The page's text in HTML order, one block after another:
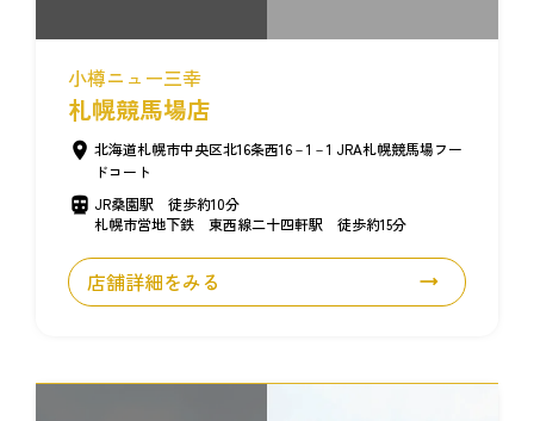
小樽ニュー三幸
札幌競馬場店
北海道札幌市中央区北16条西16－1－1 JRA札幌競馬場フー
ドコート
JR桑園駅 徒歩約10分
札幌市営地下鉄 東西線二十四軒駅 徒歩約15分
店舗詳細をみる